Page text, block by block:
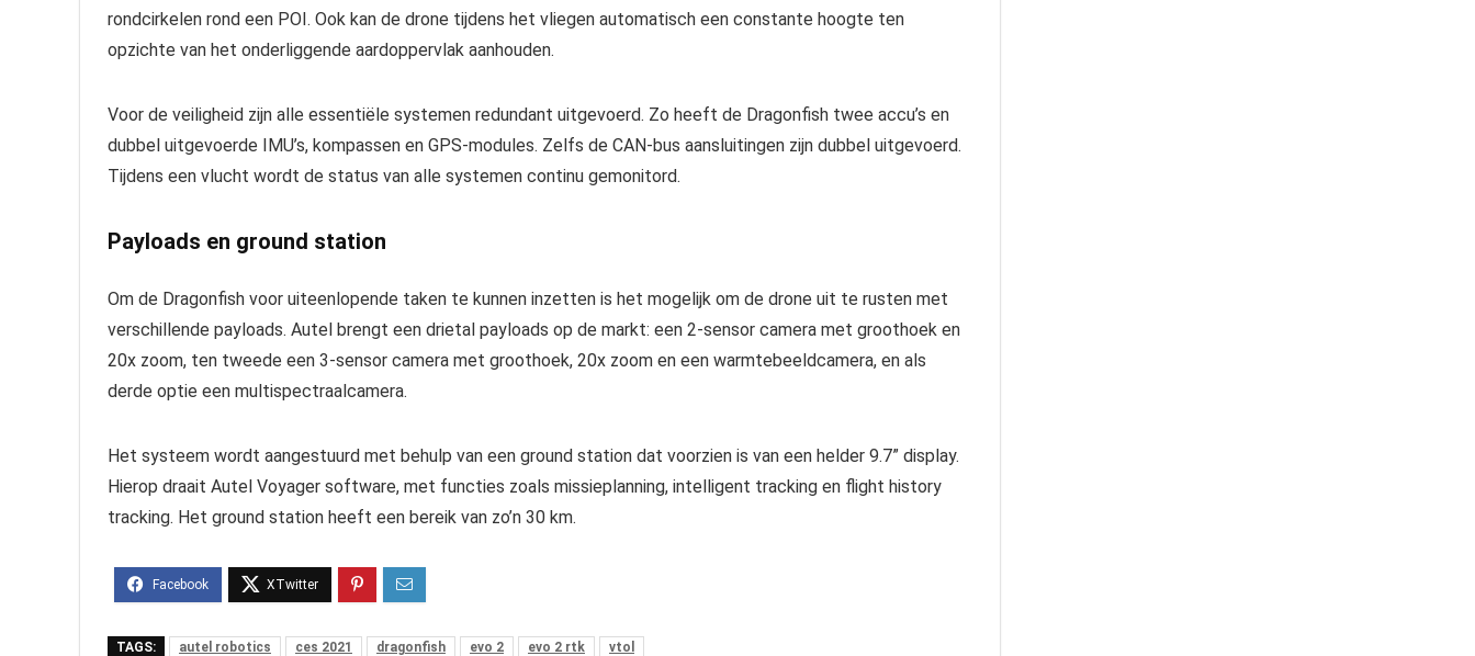
rondcirkelen rond een POI. Ook kan de drone tijdens het vliegen automatisch een constante hoogte ten
opzichte van het onderliggende aardoppervlak aanhouden.
Voor de veiligheid zijn alle essentiële systemen redundant uitgevoerd. Zo heeft de Dragonfish twee accu’s en
dubbel uitgevoerde IMU’s, kompassen en GPS-modules. Zelfs de CAN-bus aansluitingen zijn dubbel uitgevoerd.
Tijdens een vlucht wordt de status van alle systemen continu gemonitord.
Payloads en ground station
Om de Dragonfish voor uiteenlopende taken te kunnen inzetten is het mogelijk om de drone uit te rusten met
verschillende payloads. Autel brengt een drietal payloads op de markt: een 2-sensor camera met groothoek en
20x zoom, ten tweede een 3-sensor camera met groothoek, 20x zoom en een warmtebeeldcamera, en als
derde optie een multispectraalcamera.
Het systeem wordt aangestuurd met behulp van een ground station dat voorzien is van een helder 9.7” display.
Hierop draait Autel Voyager software, met functies zoals missieplanning, intelligent tracking en flight history
tracking. Het ground station heeft een bereik van zo’n 30 km.
TAGS: autel robotics ces 2021 dragonfish evo 2 evo 2 rtk vtol